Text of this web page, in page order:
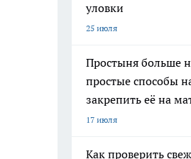
уловки
25 июля
Простыня больше
простые способы
закрепить её на
17 июля
Как проверить